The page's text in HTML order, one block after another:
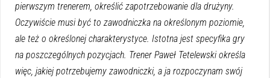
pierwszym trenerem, określić zapotrzebowanie dla drużyny.
Oczywiście musi być to zawodniczka na określonym poziomie,
ale też o określonej charakterystyce. Istotna jest specyfika gry
na poszczególnych pozycjach. Trener Paweł Tetelewski określa
więc, jakiej potrzebujemy zawodniczki, a ja rozpoczynam swój